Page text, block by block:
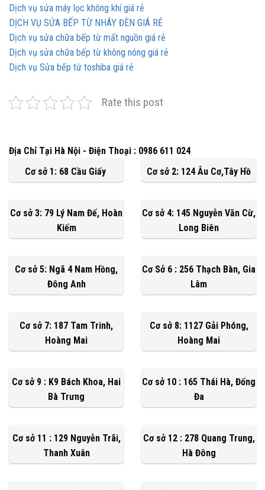
Dịch vụ sửa máy lọc không khí giá rẻ
DỊCH VỤ SỬA BẾP TỪ NHÁY ĐÈN GIÁ RẺ
Dịch vụ sửa chữa bếp từ mất nguồn giá rẻ
Dịch vụ sửa chữa bếp từ không nóng giá rẻ
Dịch vụ Sửa bếp từ toshiba giá rẻ
Rate this post
Địa Chỉ Tại Hà Nội - Điện Thoại : 0986 611 024
Cơ sở 1: 68 Cầu Giấy
Cơ sở 2: 124 Âu Cơ,Tây Hồ
Cơ sở 3: 79 Lý Nam Đế, Hoàn
Kiếm
Cơ sở 4: 145 Nguyễn Văn Cừ,
Long Biên
Cơ sở 5: Ngã 4 Nam Hồng,
Đông Anh
Cơ Sở 6 : 256 Thạch Bàn, Gia
Lâm
Cơ sở 7: 187 Tam Trinh,
Hoàng Mai
Cơ sở 8: 1127 Gải Phóng,
Hoàng Mai
Cơ sở 9 : K9 Bách Khoa, Hai
Bà Trưng
Cơ sở 10 : 165 Thái Hà, Đống
Đa
Cơ sở 11 : 129 Nguyễn Trãi,
Thanh Xuân
Cơ sở 12 : 278 Quang Trung,
Hà Đông